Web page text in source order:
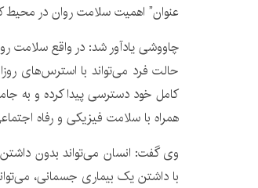
عنوان” اهمیت سلامت روان در محیط
چاووشی یادآور شد: در واقع سلامت
حالت فرد می‌تواند با استرس‌های
کامل خود دسترسی پیدا کرده و به
همراه با سلامت فیزیکی و رفاه
وی گفت: انسان می‌تواند بدون
با داشتن یک بیماری جسمانی،